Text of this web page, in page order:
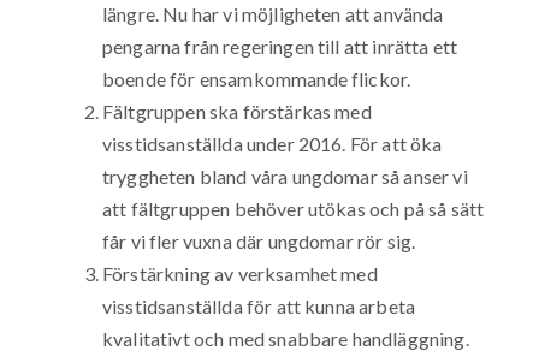
längre. Nu har vi möjligheten att använda
pengarna från regeringen till att inrätta ett
boende för ensamkommande flickor.
Fältgruppen ska förstärkas med
visstidsanställda under 2016. För att öka
tryggheten bland våra ungdomar så anser vi
att fältgruppen behöver utökas och på så sätt
får vi fler vuxna där ungdomar rör sig.
Förstärkning av verksamhet med
visstidsanställda för att kunna arbeta
kvalitativt och med snabbare handläggning.